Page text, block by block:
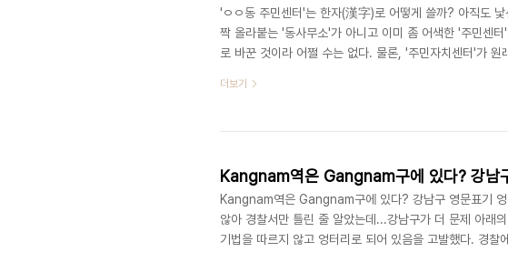
'ㅇㅇ동 주민센터'는 한자(漢字)로 어떻게 쓸까? 아직도
짝 올라붙는 '동사무소'가 아니고 이미 좀 어색한 '주민센
로 바꾼 것이라 어쩔 수는 없다. 물론, '주민자치센터'가 원
센터' 결정과정 엉터리 - 설문조사는 뭐하러 했나?) 그래
다. 영어로는 ㅇㅇ Dong Office 정도 되지 않았나? 그런
더보기
Kangnam역은 Gangnam구에 있다? 강남
Kangnam역은 Gangnam구에 있다? 강남구 영문표기
않아 경찰서만 틀린 줄 알았는데...강남구가 더 문제 아래
기법을 따르지 않고 엉터리로 되어 있음을 고발했다. 경찰